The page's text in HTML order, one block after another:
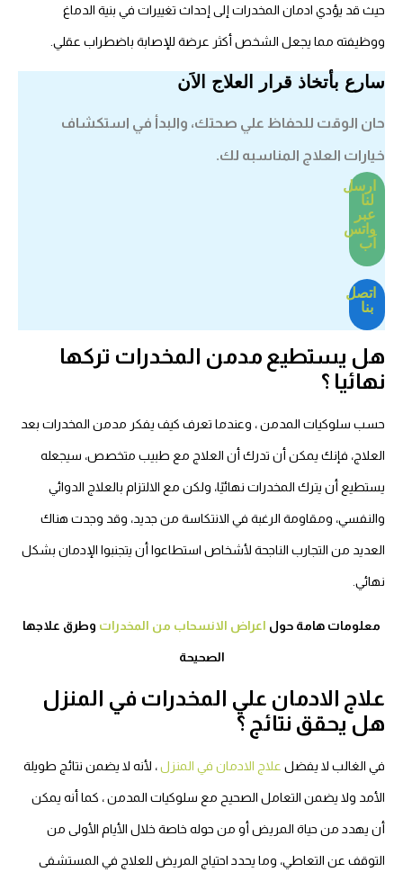
حيث قد يؤدي ادمان المخدرات إلى إحداث تغييرات في بنية الدماغ
ووظيفته مما يجعل الشخص أكثر عرضة للإصابة باضطراب عقلي.
سارع بأتخاذ قرار العلاج الاَن
حان الوقت للحفاظ علي صحتك، والبدأ في استكشاف
خيارات العلاج المناسبه لك.
ارسل
لنا
عبر
واتس
اَب
اتصل
بنا
هل يستطيع مدمن المخدرات تركها
نهائيا ؟
حسب سلوكيات المدمن، وعندما تعرف كيف يفكر مدمن المخدرات بعد
العلاج، فإنك يمكن أن تدرك أن العلاج مع طبيب متخصص، سيجعله
يستطيع أن يترك المخدرات نهائيًا، ولكن مع الالتزام بالعلاج الدوائي
والنفسي، ومقاومة الرغبة في الانتكاسة من جديد، وقد وجدت هناك
العديد من التجارب الناجحة لأشخاص استطاعوا أن يتجنبوا الإدمان بشكل
نهائي.
معلومات هامة حول اعراض الانسحاب من المخدرات وطرق علاجها
الصحيحة
علاج الادمان علي المخدرات في المنزل
هل يحقق نتائج ؟
في الغالب لا يفضل علاج الادمان في المنزل، لأنه لا يضمن نتائج طويلة
الأمد ولا يضمن التعامل الصحيح مع سلوكيات المدمن، كما أنه يمكن
أن يهدد من حياة المريض أو من حوله خاصة خلال الأيام الأولى من
التوقف عن التعاطي، وما يحدد احتياج المريض للعلاج في المستشفى